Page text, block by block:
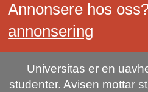
Annonsere hos
annonsering
Universitas er en
studenter. Avisen mottar